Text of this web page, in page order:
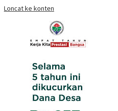
Loncat ke konten